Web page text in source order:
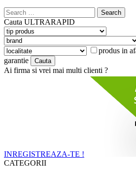
Search
for:
Cauta ULTRARAPID
produs in
garantie
Ai firma si vrei mai multi clienti ?
INREGISTREAZA-TE !
CATEGORII